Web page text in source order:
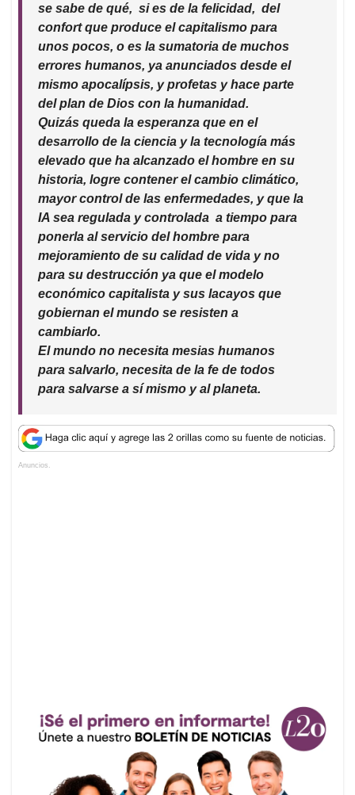
se sabe de qué, si es de la felicidad, del
confort que produce el capitalismo para
unos pocos, o es la sumatoria de muchos
errores humanos, ya anunciados desde el
mismo apocalípsis, y profetas y hace parte
del plan de Dios con la humanidad.
Quizás queda la esperanza que en el
desarrollo de la ciencia y la tecnología más
elevado que ha alcanzado el hombre en su
historia, logre contener el cambio climático,
mayor control de las enfermedades, y que la
IA sea regulada y controlada a tiempo para
ponerla al servicio del hombre para
mejoramiento de su calidad de vida y no
para su destrucción ya que el modelo
económico capitalista y sus lacayos que
gobiernan el mundo se resisten a
cambiarlo.
El mundo no necesita mesias humanos
para salvarlo, necesita de la fe de todos
para salvarse a sí mismo y al planeta.
Anuncios.